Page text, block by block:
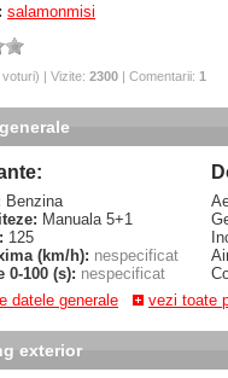
salamonmisi
| Vizite: 2300 | Comentarii: 1
Benzina
Manuala 5+1
125
(km/h): nespecificat
0-100 (s): nespecificat
datele generale
vezi toate
exterior